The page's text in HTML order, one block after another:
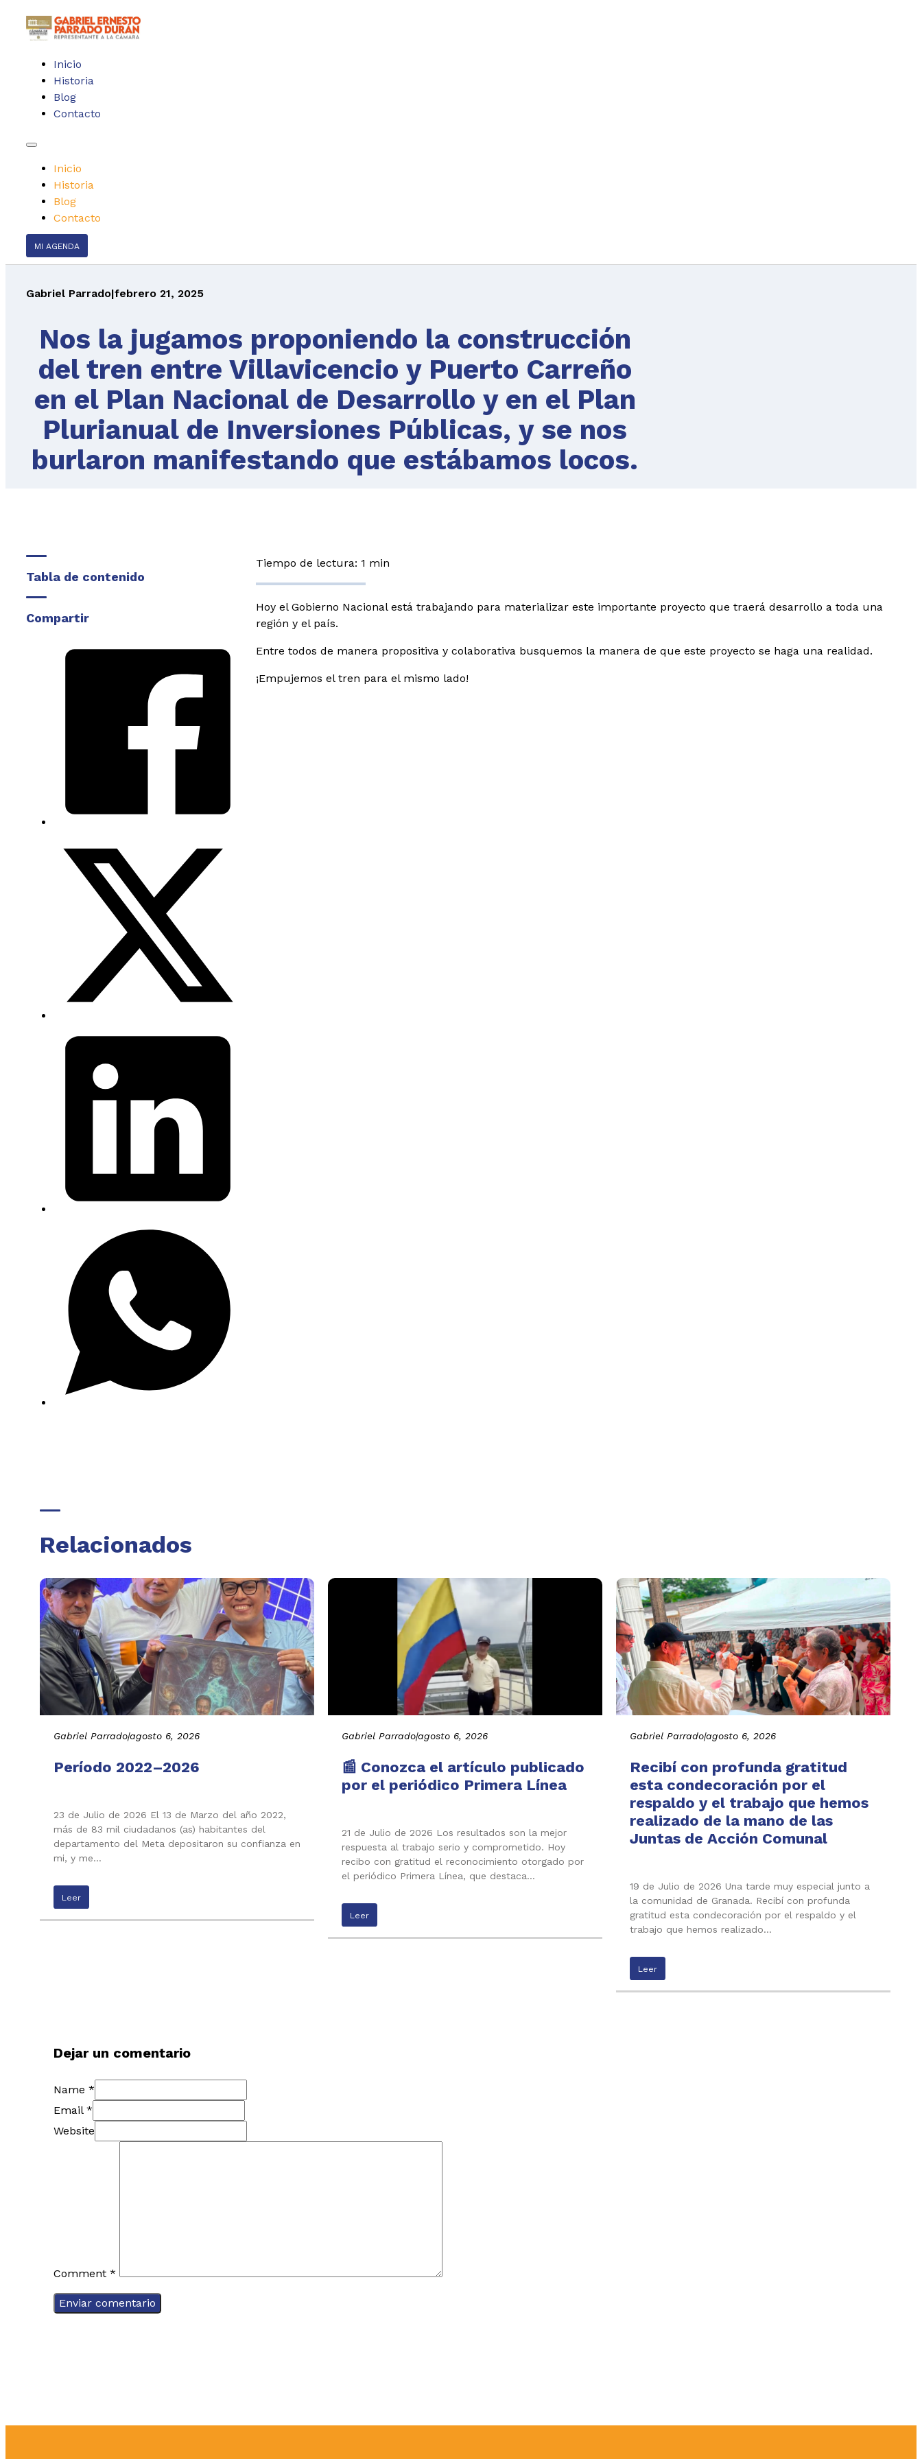
Inicio
Historia
Blog
Contacto
Inicio
Historia
Blog
Contacto
MI AGENDA
Gabriel Parrado|febrero 21, 2025
Nos la jugamos proponiendo la construcción
del tren entre Villavicencio y Puerto Carreño
en el Plan Nacional de Desarrollo y en el Plan
Plurianual de Inversiones Públicas, y se nos
burlaron manifestando que estábamos locos.
Tabla de contenido
Compartir
Tiempo de lectura: 1 min
Hoy el Gobierno Nacional está trabajando para materializar este importante proyecto que traerá desarrollo a toda una
región y el país.
Entre todos de manera propositiva y colaborativa busquemos la manera de que este proyecto se haga una realidad.
¡Empujemos el tren para el mismo lado!
Relacionados
Gabriel Parrado|agosto 6, 2026
Período 2022–2026
23 de Julio de 2026 El 13 de Marzo del año 2022,
más de 83 mil ciudadanos (as) habitantes del
departamento del Meta depositaron su confianza en
mi, y me…
Leer
Gabriel Parrado|agosto 6, 2026
📰 Conozca el artículo publicado
por el periódico Primera Línea
21 de Julio de 2026 Los resultados son la mejor
respuesta al trabajo serio y comprometido. Hoy
recibo con gratitud el reconocimiento otorgado por
el periódico Primera Línea, que destaca…
Leer
Gabriel Parrado|agosto 6, 2026
Recibí con profunda gratitud
esta condecoración por el
respaldo y el trabajo que hemos
realizado de la mano de las
Juntas de Acción Comunal
19 de Julio de 2026 Una tarde muy especial junto a
la comunidad de Granada. Recibí con profunda
gratitud esta condecoración por el respaldo y el
trabajo que hemos realizado…
Leer
Dejar un comentario
Name *
Email *
Website
Comment *